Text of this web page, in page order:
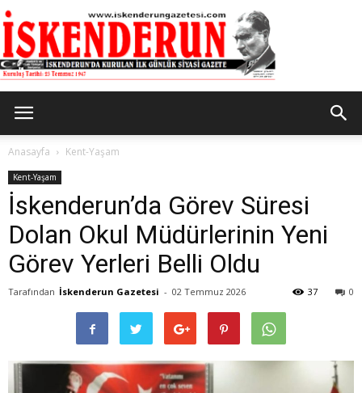
Gazetesi
Anasayfa Kent-Yaşam
Kent-Yaşam
İskenderun’da Görev Süresi
Dolan Okul Müdürlerinin Yeni
Görev Yerleri Belli Oldu
Tarafından İskenderun Gazetesi - 02 Temmuz 2026 0
37